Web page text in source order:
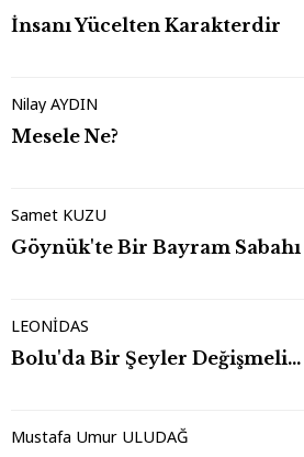
İnsanı Yücelten Karakterdir
Nilay AYDIN
Mesele Ne?
Samet KUZU
Göynük'te Bir Bayram Sabahı
LEONİDAS
Bolu'da Bir Şeyler Değişmeli…
Mustafa Umur ULUDAĞ